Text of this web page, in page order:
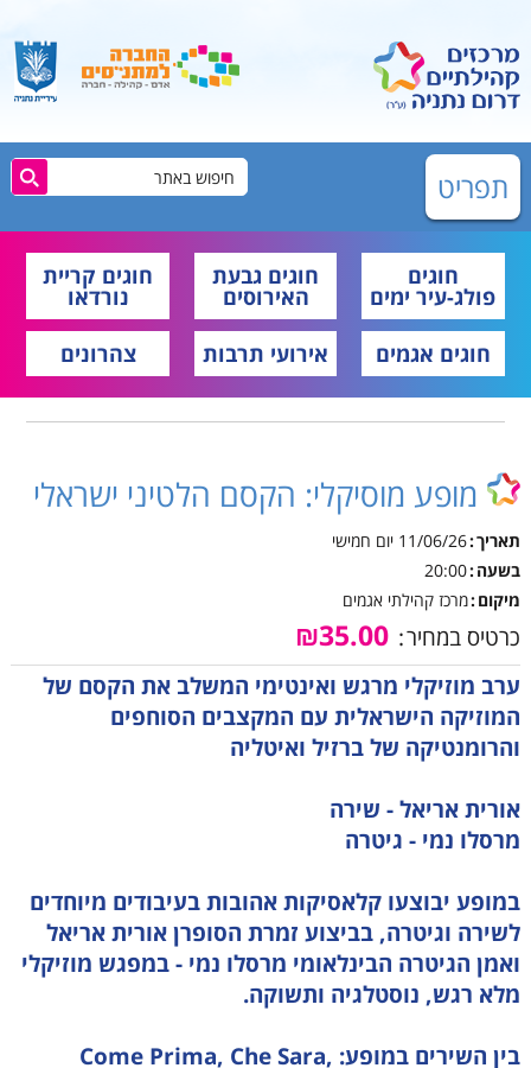
תפריט
חוגים
פולג-עיר ימים
חוגים גבעת
האירוסים
חוגים קריית
נורדאו
חוגים אגמים
אירועי תרבות צהרונים
מופע מוסיקלי: הקסם הלטיני ישראלי
תאריך 11/06/26 יום חמישי
בשעה 20:00
מיקום מרכז קהילתי אגמים
כרטיס במחיר
ערב מוזיקלי מרגש ואינטימי המשלב את הקסם של
המוזיקה הישראלית עם המקצבים הסוחפים
והרומנטיקה של ברזיל ואיטליה
אורית אריאל - שירה
מרסלו נמי - גיטרה
במופע יבוצעו קלאסיקות אהובות בעיבודים מיוחדים
לשירה וגיטרה, בביצוע זמרת הסופרן אורית אריאל
ואמן הגיטרה הבינלאומי מרסלו נמי - במפגש מוזיקלי
מלא רגש, נוסטלגיה ותשוקה.
בין השירים במופע: Come Prima, Che Sara,